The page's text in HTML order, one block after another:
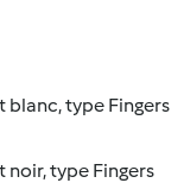
type Fingers
type Fingers